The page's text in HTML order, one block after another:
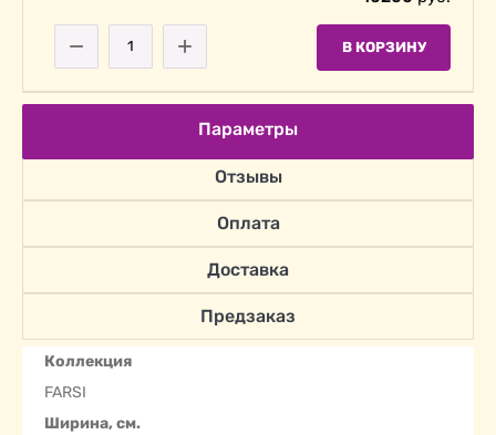
− + В КОРЗИНУ
Параметры
Отзывы
Оплата
Доставка
Предзаказ
Коллекция
FARSI
Ширина, см.